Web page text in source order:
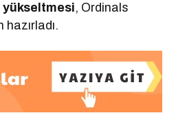
, Ordinals